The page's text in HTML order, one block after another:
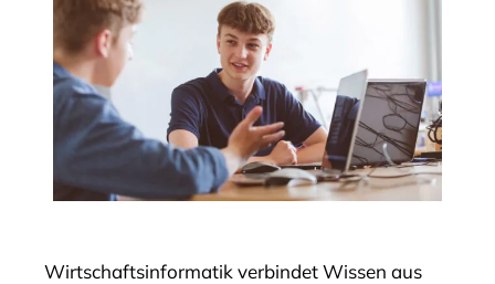
Wirtschaftsinformatik verbindet Wissen aus